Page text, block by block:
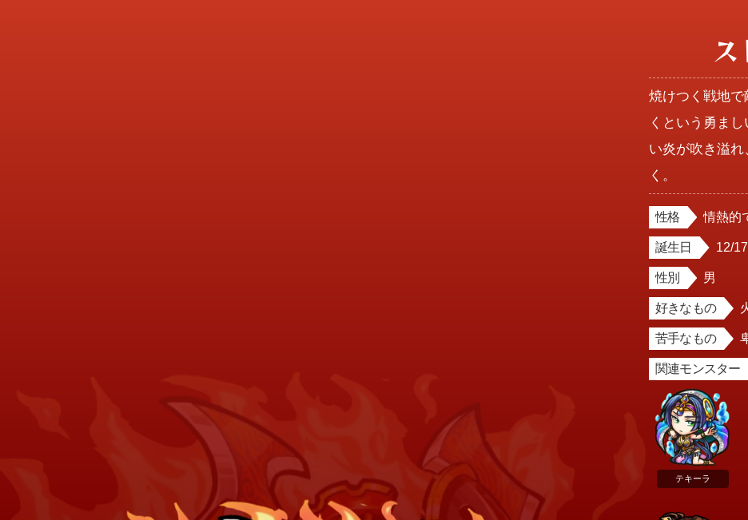
ス
焼けつく戦地
くという勇ま
い炎が吹き溢
く。
性格 情熱的
誕生日 12/17
性別 男
好きなもの
苦手なもの
関連モンスター
テキーラ